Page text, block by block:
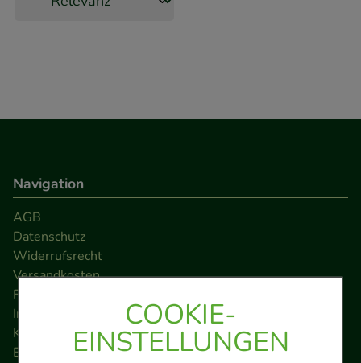
COOKIE-
EINSTELLUNGEN
Navigation
AGB
Datenschutz
Widerrufsrecht
Versandkosten
FAQ
Impressum
Kontakt
Barrierefreiheitserklärung